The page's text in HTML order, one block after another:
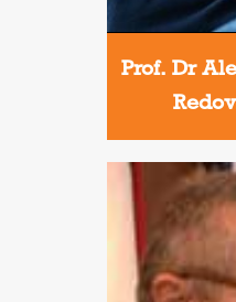
Prof. Dr